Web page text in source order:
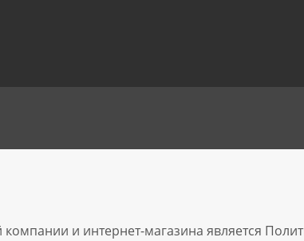
и интернет-магазина является